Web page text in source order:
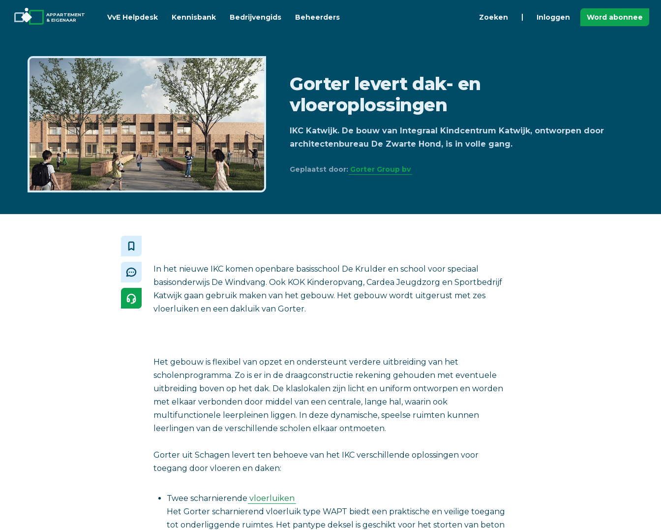
APPARTEMENT
& EIGENAAR
VvE Helpdesk Kennisbank Bedrijvengids Beheerders Zoeken Inloggen Word abonnee
Gorter levert dak- en
vloeroplossingen
IKC Katwijk. De bouw van Integraal Kindcentrum Katwijk, ontworpen door
architectenbureau De Zwarte Hond, is in volle gang.
Geplaatst door: Gorter Group bv
In het nieuwe IKC komen openbare basisschool De Krulder en school voor speciaal
basisonderwijs De Windvang. Ook KOK Kinderopvang, Cardea Jeugdzorg en Sportbedrijf
Katwijk gaan gebruik maken van het gebouw. Het gebouw wordt uitgerust met zes
vloerluiken en een dakluik van Gorter.
Het gebouw is flexibel van opzet en ondersteunt verdere uitbreiding van het
scholenprogramma. Zo is er in de draagconstructie rekening gehouden met eventuele
uitbreiding boven op het dak. De klaslokalen zijn licht en uniform ontworpen en worden
met elkaar verbonden door middel van een centrale, lange hal, waarin ook
multifunctionele leerpleinen liggen. In deze dynamische, speelse ruimten kunnen
leerlingen van de verschillende scholen elkaar ontmoeten.
Gorter uit Schagen levert ten behoeve van het IKC verschillende oplossingen voor
toegang door vloeren en daken:
Twee scharnierende vloerluiken
Het Gorter scharnierend vloerluik type WAPT biedt een praktische en veilige toegang
tot onderliggende ruimtes. Het pantype deksel is geschikt voor het storten van beton